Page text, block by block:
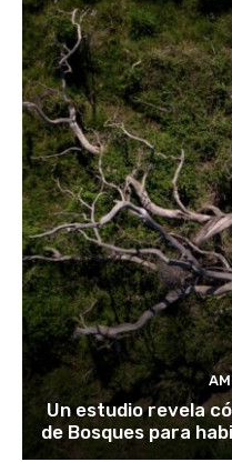
Un estudio revela
de Bosques para